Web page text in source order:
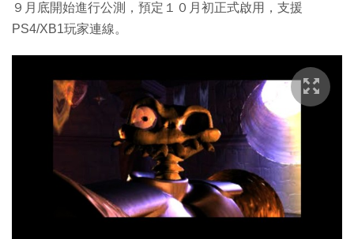
９月底開始進行公測，預定１０月初正式啟用，支援
PS4/XB1玩家連線。